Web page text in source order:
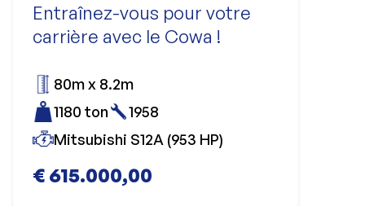
Entraînez-vous pour votre
carrière avec le Cowa !
€ 615.000,00
80m x 8.2m
1180 ton
1958
Mitsubishi S12A (953 HP)